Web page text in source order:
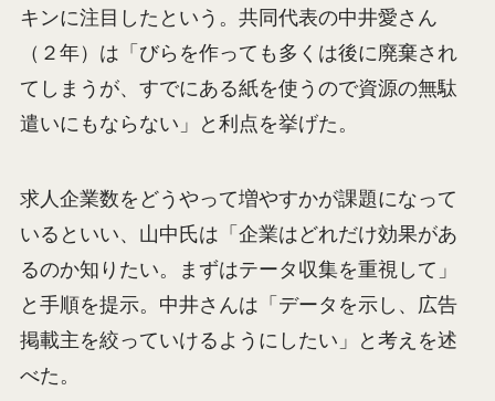
キンに注目したという。共同代表の中井愛さん
（２年）は「びらを作っても多くは後に廃棄され
てしまうが、すでにある紙を使うので資源の無駄
遣いにもならない」と利点を挙げた。
求人企業数をどうやって増やすかが課題になって
いるといい、山中氏は「企業はどれだけ効果があ
るのか知りたい。まずはテータ収集を重視して」
と手順を提示。中井さんは「データを示し、広告
掲載主を絞っていけるようにしたい」と考えを述
べた。